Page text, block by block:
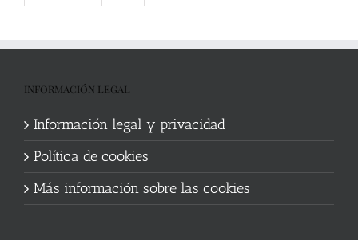
INFORMACIÓN LEGAL
Información legal y privacidad
Política de cookies
Más información sobre las cookies